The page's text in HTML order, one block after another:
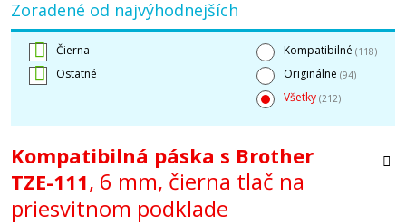
Zoradené od najvýhodnejších
Čierna
Ostatné
Kompatibilné (118)
Originálne (94)
Všetky (212)
Kompatibilná páska s Brother
TZE-111, 6 mm, čierna tlač na
priesvitnom podklade